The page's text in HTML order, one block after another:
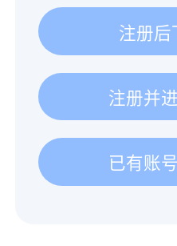
注册后
注册并
已有账